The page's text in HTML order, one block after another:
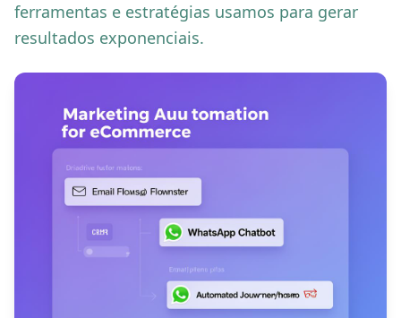
ferramentas e estratégias usamos para gerar
resultados exponenciais.